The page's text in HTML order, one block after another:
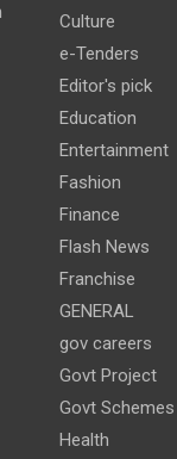
Culture
e-Tenders
Editor's pick
Education
Entertainment
Fashion
Finance
Flash News
Franchise
GENERAL
gov careers
Govt Project
Govt Schemes
Health